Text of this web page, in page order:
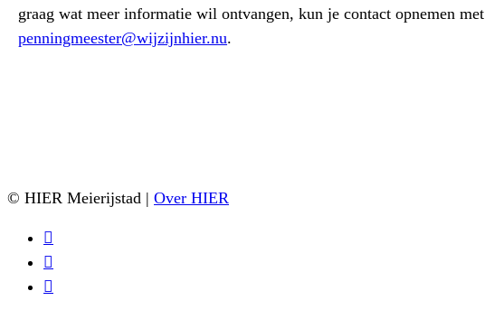
graag wat meer informatie wil ontvangen, kun je contact opnemen met
penningmeester@wijzijnhier.nu.
© HIER Meierijstad | Over HIER
facebook
instagram
email